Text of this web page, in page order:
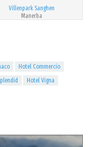
Villenpark Sanghen
Manerba
Hotel Commercio
Hotel Vigna